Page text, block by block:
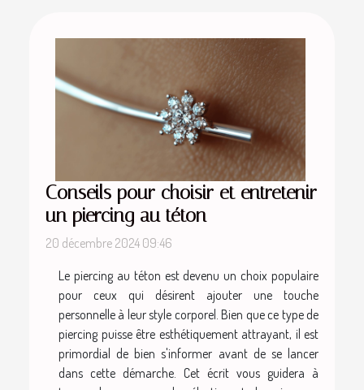
Conseils pour choisir et entretenir
un piercing au téton
20 décembre 2024 09:46
Le piercing au téton est devenu un choix populaire
pour ceux qui désirent ajouter une touche
personnelle à leur style corporel. Bien que ce type de
piercing puisse être esthétiquement attrayant, il est
primordial de bien s'informer avant de se lancer
dans cette démarche. Cet écrit vous guidera à